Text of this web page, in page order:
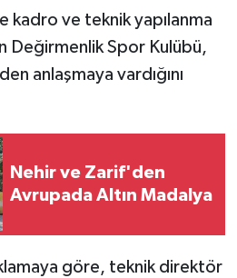
kadro ve teknik yapılanma
Değirmenlik Spor Kulübü,
anlaşmaya vardığını
Nehir ve Zarif'den
Avrupada Altın Madalya
göre, teknik direktör